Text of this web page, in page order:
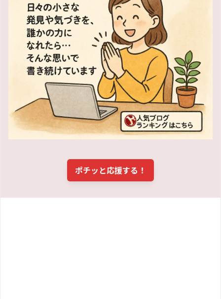
ポチッと応援する！